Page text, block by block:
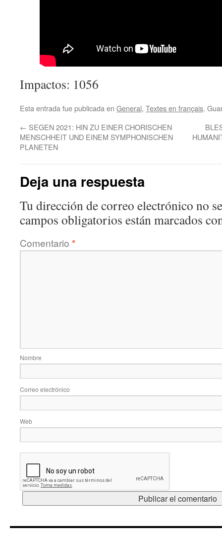
Impactos: 1056
Esta entrada fue publicada en General, Textes en français.
← SEGEN 2021: HIN ZU EINER CHORISCHEN
MENSCHHEIT UND EINEM SYMPHONISCHEN
PLANETEN
Deja una respuesta
Tu dirección de correo electrónico no
campos obligatorios están marcados
Comentario *
Nombre
Correo electrónico
Web